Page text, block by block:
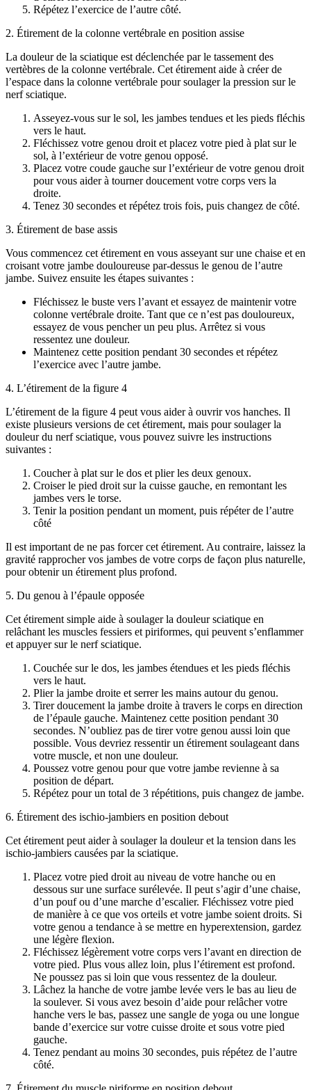
Répétez l’exercice de l’autre côté.
2. Étirement de la colonne vertébrale en position assise
La douleur de la sciatique est déclenchée par le tassement des
vertèbres de la colonne vertébrale. Cet étirement aide à créer de
l’espace dans la colonne vertébrale pour soulager la pression sur le
nerf sciatique.
Asseyez-vous sur le sol, les jambes tendues et les pieds fléchis
vers le haut.
Fléchissez votre genou droit et placez votre pied à plat sur le
sol, à l’extérieur de votre genou opposé.
Placez votre coude gauche sur l’extérieur de votre genou droit
pour vous aider à tourner doucement votre corps vers la
droite.
Tenez 30 secondes et répétez trois fois, puis changez de côté.
3. Étirement de base assis
Vous commencez cet étirement en vous asseyant sur une chaise et en
croisant votre jambe douloureuse par-dessus le genou de l’autre
jambe. Suivez ensuite les étapes suivantes :
Fléchissez le buste vers l’avant et essayez de maintenir votre
colonne vertébrale droite. Tant que ce n’est pas douloureux,
essayez de vous pencher un peu plus. Arrêtez si vous
ressentez une douleur.
Maintenez cette position pendant 30 secondes et répétez
l’exercice avec l’autre jambe.
4. L’étirement de la figure 4
L’étirement de la figure 4 peut vous aider à ouvrir vos hanches. Il
existe plusieurs versions de cet étirement, mais pour soulager la
douleur du nerf sciatique, vous pouvez suivre les instructions
suivantes :
Coucher à plat sur le dos et plier les deux genoux.
Croiser le pied droit sur la cuisse gauche, en remontant les
jambes vers le torse.
Tenir la position pendant un moment, puis répéter de l’autre
côté
Il est important de ne pas forcer cet étirement. Au contraire, laissez la
gravité rapprocher vos jambes de votre corps de façon plus naturelle,
pour obtenir un étirement plus profond.
5. Du genou à l’épaule opposée
Cet étirement simple aide à soulager la douleur sciatique en
relâchant les muscles fessiers et piriformes, qui peuvent s’enflammer
et appuyer sur le nerf sciatique.
Couchée sur le dos, les jambes étendues et les pieds fléchis
vers le haut.
Plier la jambe droite et serrer les mains autour du genou.
Tirer doucement la jambe droite à travers le corps en direction
de l’épaule gauche. Maintenez cette position pendant 30
secondes. N’oubliez pas de tirer votre genou aussi loin que
possible. Vous devriez ressentir un étirement soulageant dans
votre muscle, et non une douleur.
Poussez votre genou pour que votre jambe revienne à sa
position de départ.
Répétez pour un total de 3 répétitions, puis changez de jambe.
6. Étirement des ischio-jambiers en position debout
Cet étirement peut aider à soulager la douleur et la tension dans les
ischio-jambiers causées par la sciatique.
Placez votre pied droit au niveau de votre hanche ou en
dessous sur une surface surélevée. Il peut s’agir d’une chaise,
d’un pouf ou d’une marche d’escalier. Fléchissez votre pied
de manière à ce que vos orteils et votre jambe soient droits. Si
votre genou a tendance à se mettre en hyperextension, gardez
une légère flexion.
Fléchissez légèrement votre corps vers l’avant en direction de
votre pied. Plus vous allez loin, plus l’étirement est profond.
Ne poussez pas si loin que vous ressentez de la douleur.
Lâchez la hanche de votre jambe levée vers le bas au lieu de
la soulever. Si vous avez besoin d’aide pour relâcher votre
hanche vers le bas, passez une sangle de yoga ou une longue
bande d’exercice sur votre cuisse droite et sous votre pied
gauche.
Tenez pendant au moins 30 secondes, puis répétez de l’autre
côté.